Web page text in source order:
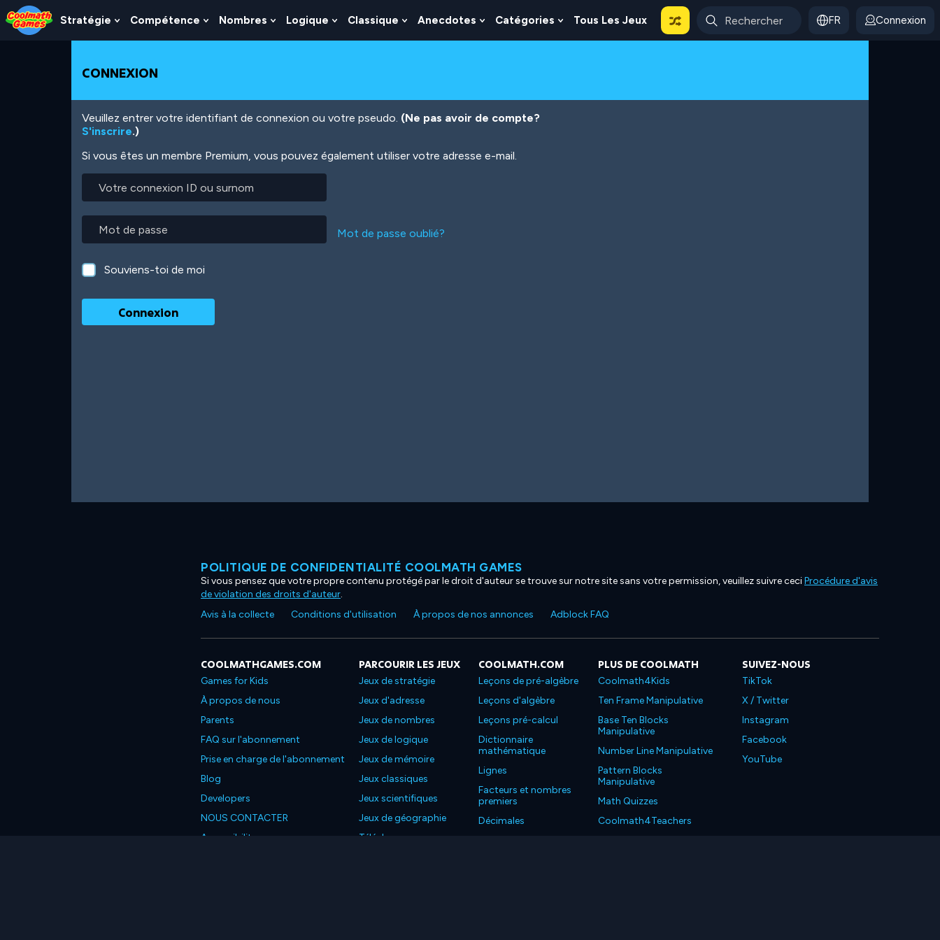
Skip
to
Top
Skip
to
Navigation
Skip
to
Main
Skip
to
Footer
Aller
au
contenu
Stratégie
Show
Submenu
Stratégie
Compétence
Show
Submenu
Nombres
Show
Submenu
Logique
Show
Submenu
Classique
Show
Submenu
Anecdotes
Show
Submenu
Catégories
Show
Submenu
Tous Les Jeux FR Connexion
CONNEXION
Veuillez entrer votre identifiant de connexion ou votre pseudo. (Ne pas avoir de compte?
S'inscrire.)
Si vous êtes un membre Premium, vous pouvez également utiliser votre adresse e-mail.
connexion
ou
surnom
Mot de passe oublié?
Souviens-toi de moi
POLITIQUE DE CONFIDENTIALITÉ COOLMATH GAMES
Si vous pensez que votre propre contenu protégé par le droit d'auteur se trouve sur notre site sans votre permission, veuillez suivre ceciProcédure d'avis
de violation des droits d'auteur.
Avis à la collecte
Conditions d'utilisation À propos de nos annonces Adblock FAQ
COOLMATHGAMES.COM
Games for Kids
À propos de nous
Parents
FAQ sur l'abonnement
Prise en charge de l'abonnement
Blog
Developers
NOUS CONTACTER
Accessibility
PARCOURIR LES JEUX
Jeux de stratégie
Jeux d'adresse
Jeux de nombres
Jeux de logique
Jeux de mémoire
Jeux classiques
Jeux scientifiques
Jeux de géographie
Téléchargez nos
COOLMATH.COM
Leçons de pré-algèbre
Leçons d'algèbre
Leçons pré-calcul
Dictionnaire
mathématique
Lignes
Facteurs et nombres
premiers
Décimales
PLUS DE COOLMATH
Coolmath4Kids
Ten Frame Manipulative
Base Ten Blocks
Manipulative
Number Line Manipulative
Pattern Blocks
Manipulative
Math Quizzes
Coolmath4Teachers
SUIVEZ-NOUS
TikTok
X / Twitter
Instagram
Facebook
YouTube